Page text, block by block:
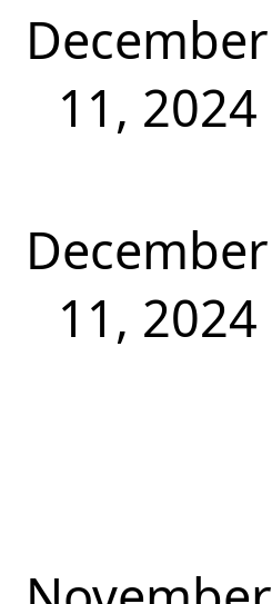
December
11, 2024
December
11, 2024